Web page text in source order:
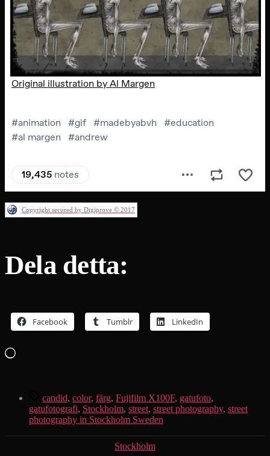
Copyright secured by Digiprove © 2017
Dela detta:
Facebook Tumblr LinkedIn
Laddar
Etiketter
candid, color, färg, Fujifilm X100F, gatufoto,
gatufotografi, Stockholm, street, street photography, street
photography in Stockholm Sweden
Kategorier
Stockholm